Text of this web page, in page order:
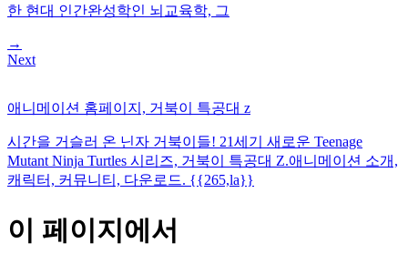
한 현대 인간완성학인 뇌교육학, 그
→
Next
애니메이션 홈페이지, 거북이 특공대 z
시간을 거슬러 온 닌자 거북이들! 21세기 새로운 Teenage
Mutant Ninja Turtles 시리즈, 거북이 특공대 Z.애니메이션 소개,
캐릭터, 커뮤니티, 다운로드. {{265,la}}
이 페이지에서